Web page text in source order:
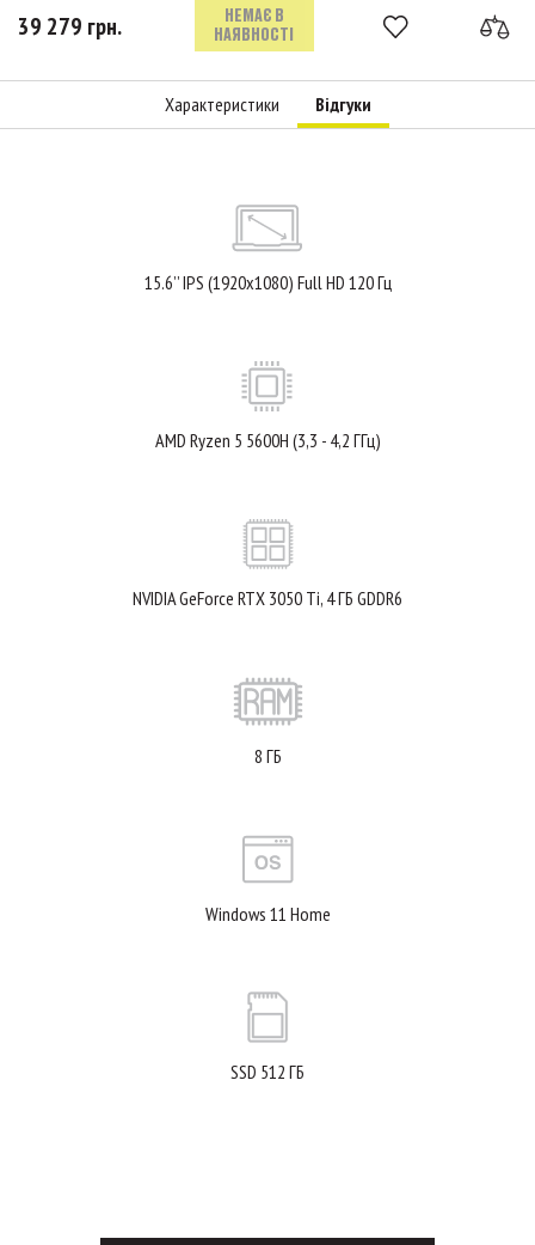
39 279 грн.
НЕМАЄ В
НАЯВНОСТІ
Характеристики Відгуки
15.6’’ IPS (1920x1080) Full HD 120 Гц
AMD Ryzen 5 5600H (3,3 - 4,2 ГГц)
NVIDIA GeForce RTX 3050 Ti, 4 ГБ GDDR6
8 ГБ
Windows 11 Home
SSD 512 ГБ